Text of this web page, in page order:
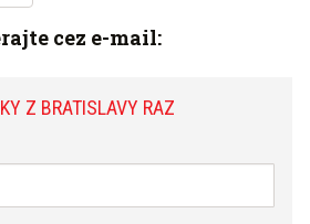
NOVINIEK
cez e-mail:
Z BRATISLAVY RAZ